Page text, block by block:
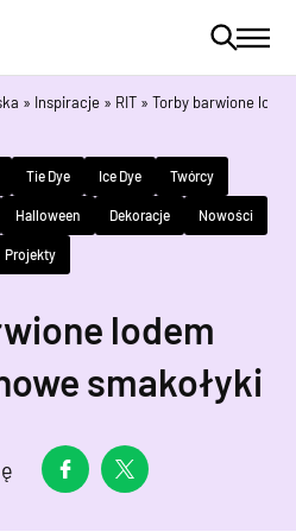
» Inspiracje » RIT » Torby barwione
Tie Dye Ice Dye Twórcy
Halloween Dekoracje Nowości
Projekty
lodem
smakołyki